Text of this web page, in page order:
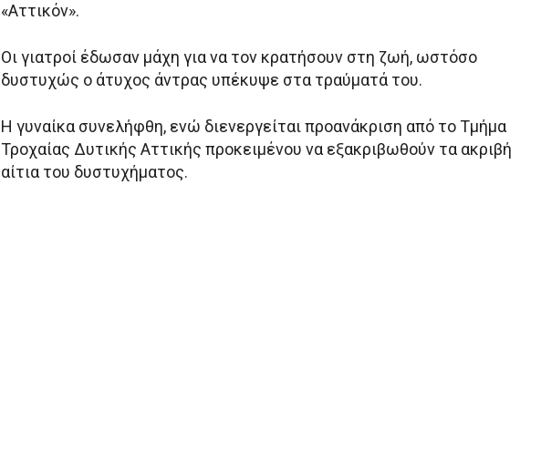
«Αττικόν».
Οι γιατροί έδωσαν μάχη για να τον κρατήσουν στη ζωή, ωστόσο
δυστυχώς ο άτυχος άντρας υπέκυψε στα τραύματά του.
Η γυναίκα συνελήφθη, ενώ διενεργείται προανάκριση από το Τμήμα
Τροχαίας Δυτικής Αττικής προκειμένου να εξακριβωθούν τα ακριβή
αίτια του δυστυχήματος.